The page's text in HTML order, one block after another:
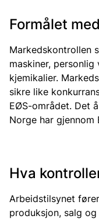
Formålet
Markedskontrollen
maskiner,
kjemikalier.
sikre like
EØS-området. Det
Norge har gjennom
Hva
Arbeidstilsynet
produksjon, salg